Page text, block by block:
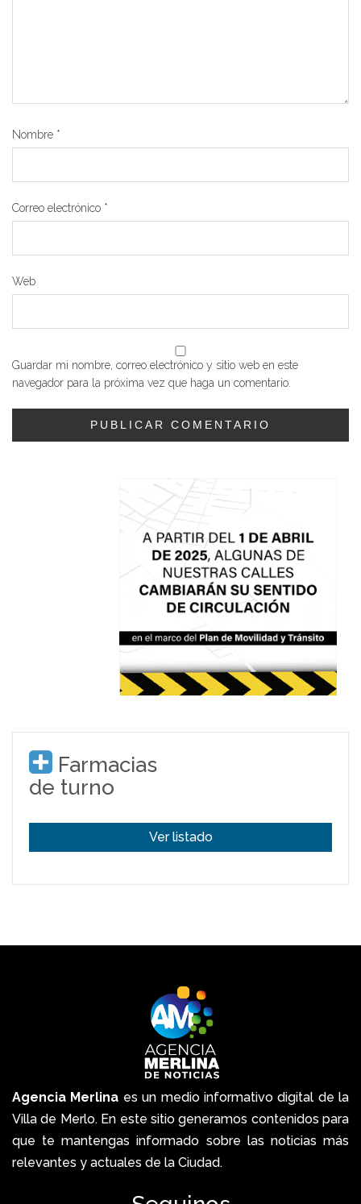
Nombre *
Correo electrónico *
Web
Guardar mi nombre, correo electrónico y sitio web en este
navegador para la próxima vez que haga un comentario.
Farmacias
de turno
Ver listado
Agencia Merlina es un medio informativo digital de la
Villa de Merlo. En este sitio generamos contenidos para
que te mantengas informado sobre las noticias más
relevantes y actuales de la Ciudad.